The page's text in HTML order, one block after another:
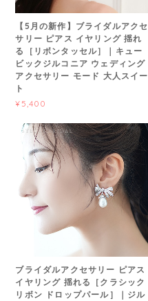
【5月の新作】ブライダルアクセ
サリー ピアス イヤリング 揺れ
る［リボンタッセル］｜キュー
ビックジルコニア ウェディング
アクセサリー モード 大人スイー
ト
¥5,400
ブライダルアクセサリー ピアス
イヤリング 揺れる［クラシック
リボン ドロップパール］｜ジル